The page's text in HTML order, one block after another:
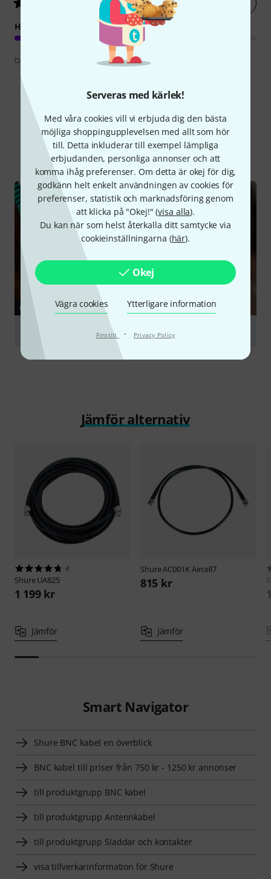
Serveras med kärlek!
Med våra cookies vill vi erbjuda dig den bästa
möjliga shoppingupplevelsen med allt som hör
till. Detta inkluderar till exempel lämpliga
erbjudanden, personliga annonser och att
komma ihåg preferenser. Om detta är okej för dig,
godkänn helt enkelt användningen av cookies för
preferenser, statistik och marknadsföring genom
att klicka på "Okej!" (visa alla).
Du kan när som helst återkalla ditt samtycke via
cookieinställningarna (här).
Okej
Vägra cookies Ytterligare information
Finstilt · Privacy Policy
/ 5
HANTVERKSKVALITET
Poängpolicy
Visste du?
Alla Onlineguide
GUIDE
Jämför alternativ
4
ShureUA825
1 199 kr
Jämför
ShureAC001K Aircell7
815 kr
Jämför
Smart Navigator
Shure BNC kabel en överblick
BNC kabel till priser från 750 kr - 1250 kr annonser
till produktgrupp BNC kabel
till produktgrupp Antennkabel
till produktgrupp Sladdar och kontakter
visa tillverkarinformation för Shure